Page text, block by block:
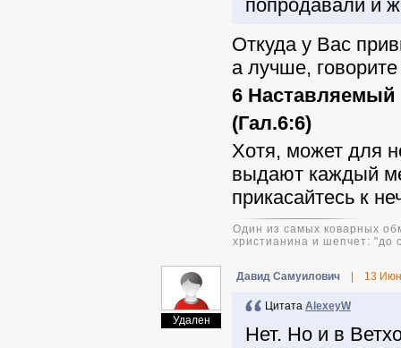
попродавали и
Откуда у Вас
а лучше,
6
(Гал.6:6)
Хотя, может для
выдают каждый
прикасайтесь к
Один из самых коварных
христианина и шепчет: "до
Удален
Давид Самуилович 13
Цитата AlexeyW
Нет. Но и в